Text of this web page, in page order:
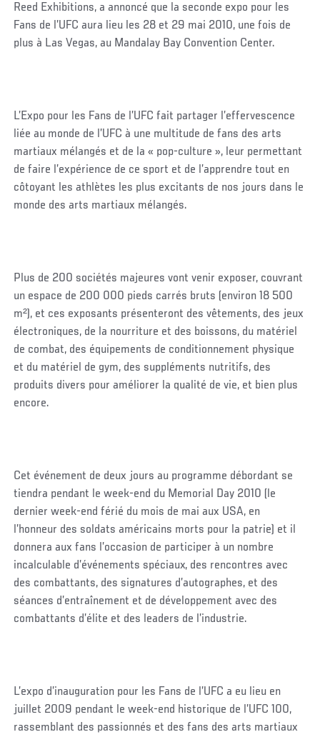
Reed Exhibitions, a annoncé que la seconde expo pour les
Fans de l’UFC aura lieu les 28 et 29 mai 2010, une fois de
plus à Las Vegas, au Mandalay Bay Convention Center.
L’Expo pour les Fans de l’UFC fait partager l’effervescence
liée au monde de l’UFC à une multitude de fans des arts
martiaux mélangés et de la « pop-culture », leur permettant
de faire l’expérience de ce sport et de l’apprendre tout en
côtoyant les athlètes les plus excitants de nos jours dans le
monde des arts martiaux mélangés.
Plus de 200 sociétés majeures vont venir exposer, couvrant
un espace de 200 000 pieds carrés bruts (environ 18 500
m²), et ces exposants présenteront des vêtements, des jeux
électroniques, de la nourriture et des boissons, du matériel
de combat, des équipements de conditionnement physique
et du matériel de gym, des suppléments nutritifs, des
produits divers pour améliorer la qualité de vie, et bien plus
encore.
Cet événement de deux jours au programme débordant se
tiendra pendant le week-end du Memorial Day 2010 (le
dernier week-end férié du mois de mai aux USA, en
l’honneur des soldats américains morts pour la patrie) et il
donnera aux fans l’occasion de participer à un nombre
incalculable d’événements spéciaux, des rencontres avec
des combattants, des signatures d’autographes, et des
séances d’entraînement et de développement avec des
combattants d’élite et des leaders de l’industrie.
L’expo d’inauguration pour les Fans de l’UFC a eu lieu en
juillet 2009 pendant le week-end historique de l’UFC 100,
rassemblant des passionnés et des fans des arts martiaux